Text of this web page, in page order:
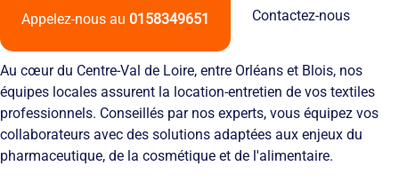
équipements
protection
individuelle
Entretien
des
EPI
obligations
confiance
et
développement
durable
Le
recyclage
Netexial
Appelez-nous au 0158349651 Contactez-nous
Au cœur du Centre-Val de Loire, entre Orléans et Blois, nos
équipes locales assurent la location-entretien de vos textiles
professionnels. Conseillés par nos experts, vous équipez vos
collaborateurs avec des solutions adaptées aux enjeux du
pharmaceutique, de la cosmétique et de l'alimentaire.